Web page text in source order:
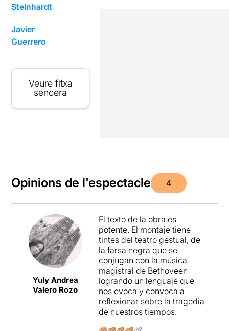
Steinhardt
Javier
Guerrero
Veure fitxa
sencera
Opinions de l'espectacle 4
Yuly Andrea
Valero Rozo
El texto de la obra es
potente. El montaje tiene
tintes del teatro gestual, de
la farsa negra que se
conjugan con la música
magistral de Bethoveen
logrando un lenguaje que
nos evoca y convoca a
reflexionar sobre la tragedia
de nuestros tiempos.